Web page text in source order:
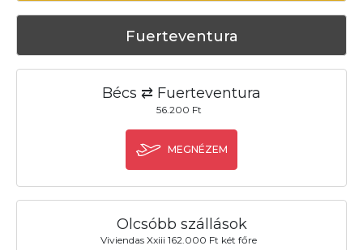
Fuerteventura
Bécs ⇄ Fuerteventura
56.200 Ft
MEGNÉZEM
Olcsóbb szállások
Viviendas Xxiii 162.000 Ft két főre